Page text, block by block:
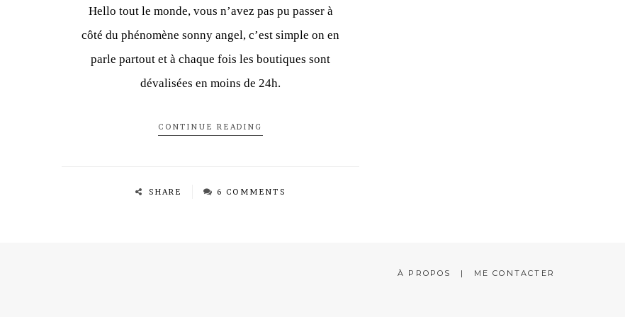
Hello tout le monde, vous n’avez pas pu passer à
côté du phénomène sonny angel, c’est simple on en
parle partout et à chaque fois les boutiques sont
dévalisées en moins de 24h.
CONTINUE READING
SHARE 6 COMMENTS
À PROPOS ME CONTACTER